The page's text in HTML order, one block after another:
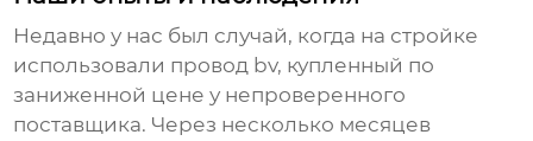
Недавно у нас был случай, когда на стройке
использовали провод bv, купленный по
заниженной цене у непроверенного
поставщика. Через несколько месяцев